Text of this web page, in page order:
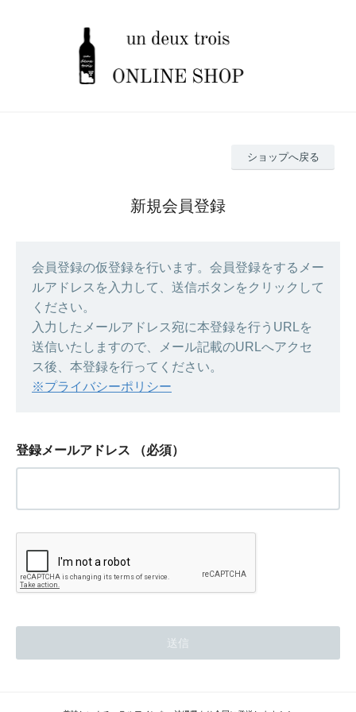
ショップへ戻る
新規会員登録
会員登録の仮登録を行います。会員登録をするメー
ルアドレスを入力して、送信ボタンをクリックして
ください。
入力したメールアドレス宛に本登録を行うURLを
送信いたしますので、メール記載のURLへアクセ
ス後、本登録を行ってください。
※プライバシーポリシー
登録メールアドレス （必須）